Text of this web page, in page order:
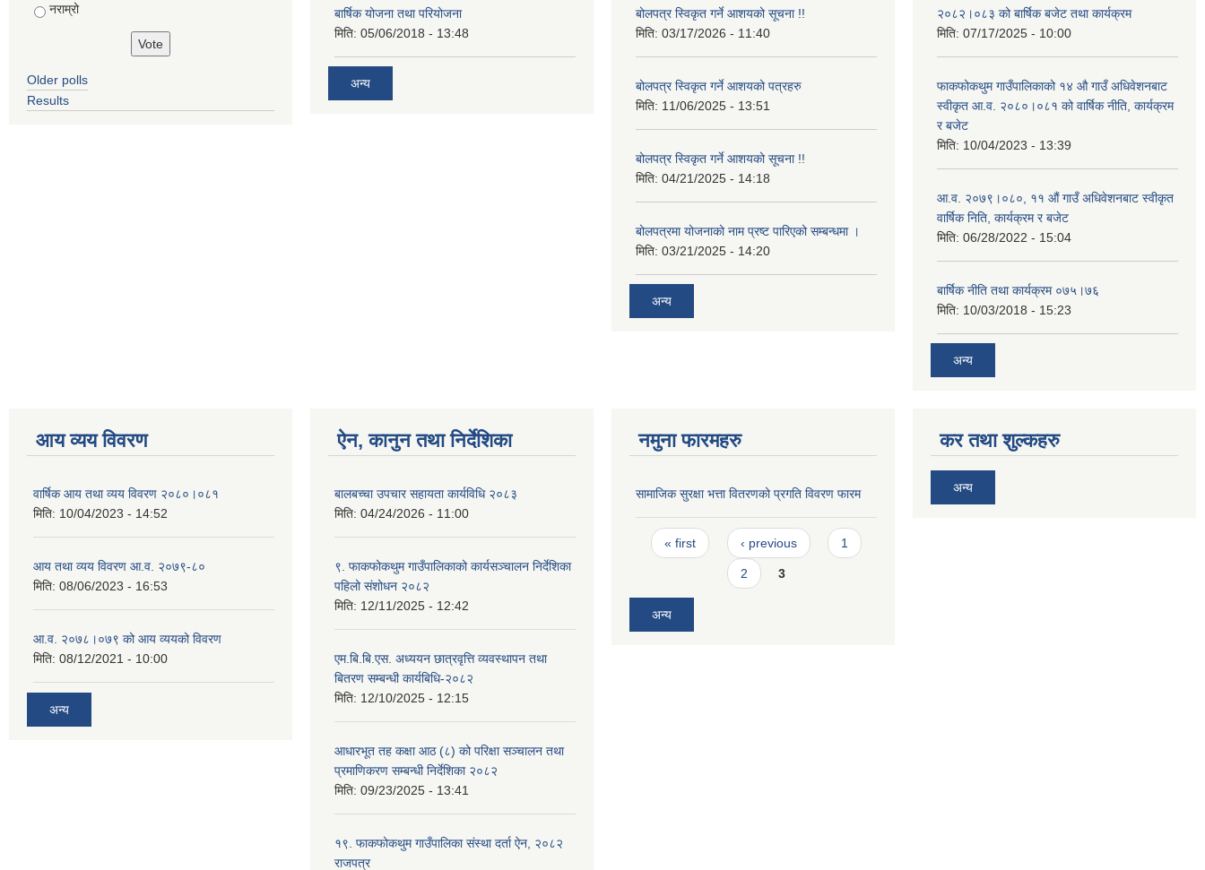
नराम्रो
Older polls
Results
बार्षिक योजना तथा परियोजना
मिति: 05/06/2018 - 13:48
अन्य
बोलपत्र स्विकृत गर्ने आशयको सूचना !!
मिति: 03/17/2026 - 11:40
बोलपत्र स्विकृत गर्ने आशयको पत्रहरु
मिति: 11/06/2025 - 13:51
बोलपत्र स्विकृत गर्ने आशयको सूचना !!
मिति: 04/21/2025 - 14:18
बोलपत्रमा योजनाको नाम प्रष्ट पारिएको सम्बन्धमा ।
मिति: 03/21/2025 - 14:20
अन्य
२०८२।०८३ को बार्षिक बजेट तथा कार्यक्रम
मिति: 07/17/2025 - 10:00
फाकफोकथुम गाउँपालिकाको १४ औ गाउँ अधिवेशनबाट
स्वीकृत आ.व. २०८०।०८१ को वार्षिक नीति, कार्यक्रम
र बजेट
मिति: 10/04/2023 - 13:39
आ.व. २०७९।०८०, ११ औं गाउँ अधिवेशनबाट स्वीकृत
वार्षिक निति, कार्यक्रम र बजेट
मिति: 06/28/2022 - 15:04
बार्षिक नीति तथा कार्यक्रम ०७५।७६
मिति: 10/03/2018 - 15:23
अन्य
आय व्यय विवरण
वार्षिक आय तथा व्यय विवरण २०८०।०८१
मिति: 10/04/2023 - 14:52
आय तथा व्यय विवरण आ.व. २०७९-८०
मिति: 08/06/2023 - 16:53
आ.व. २०७८।०७९ को आय व्ययको विवरण
मिति: 08/12/2021 - 10:00
अन्य
ऐन, कानुन तथा निर्देशिका
बालबच्चा उपचार सहायता कार्यविधि २०८३
मिति: 04/24/2026 - 11:00
९. फाकफोकथुम गाउँपालिकाको कार्यसञ्चालन निर्देशिका
पहिलो संशोधन २०८२
मिति: 12/11/2025 - 12:42
एम.बि.बि.एस. अध्ययन छात्रवृत्ति व्यवस्थापन तथा
बितरण सम्बन्धी कार्यबिधि-२०८२
मिति: 12/10/2025 - 12:15
आधारभूत तह कक्षा आठ (८) को परिक्षा सञ्चालन तथा
प्रमाणिकरण सम्बन्धी निर्देशिका २०८२
मिति: 09/23/2025 - 13:41
१९. फाकफोकथुम गाउँपालिका संस्था दर्ता ऐन, २०८२
राजपत्र
नमुना फारमहरु
सामाजिक सुरक्षा भत्ता वितरणको प्रगति विवरण फारम
Pages
« first ‹ previous 1
2 3
अन्य
कर तथा शुल्कहरु
अन्य